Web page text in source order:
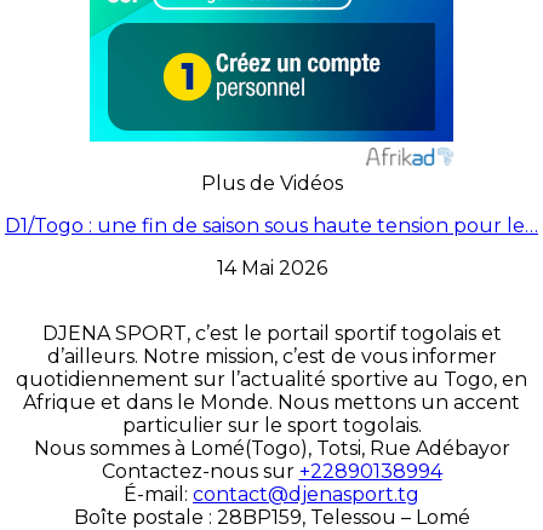
Plus de Vidéos
D1/Togo : une fin de saison sous haute tension pour le…
14 Mai 2026
DJENA SPORT, c’est le portail sportif togolais et
d’ailleurs. Notre mission, c’est de vous informer
quotidiennement sur l’actualité sportive au Togo, en
Afrique et dans le Monde. Nous mettons un accent
particulier sur le sport togolais.
Nous sommes à Lomé(Togo), Totsi, Rue Adébayor
Contactez-nous sur +22890138994
É-mail: contact@djenasport.tg
Boîte postale : 28BP159, Telessou – Lomé